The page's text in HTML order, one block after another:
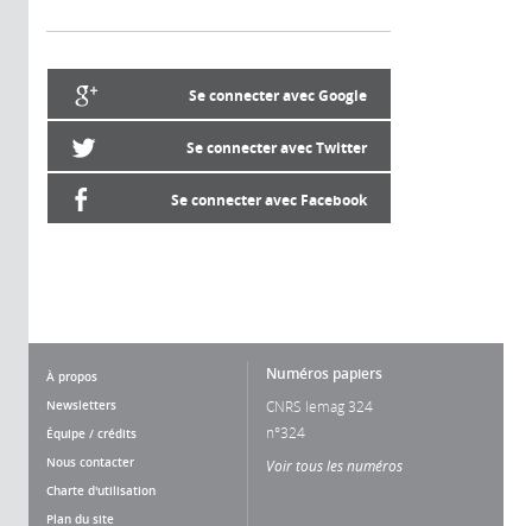
Se connecter avec Google
Se connecter avec Twitter
Se connecter avec Facebook
À propos
Newsletters
Équipe / crédits
Nous contacter
Charte d'utilisation
Plan du site
Numéros papiers
CNRS lemag 324
n°324
Voir tous les numéros